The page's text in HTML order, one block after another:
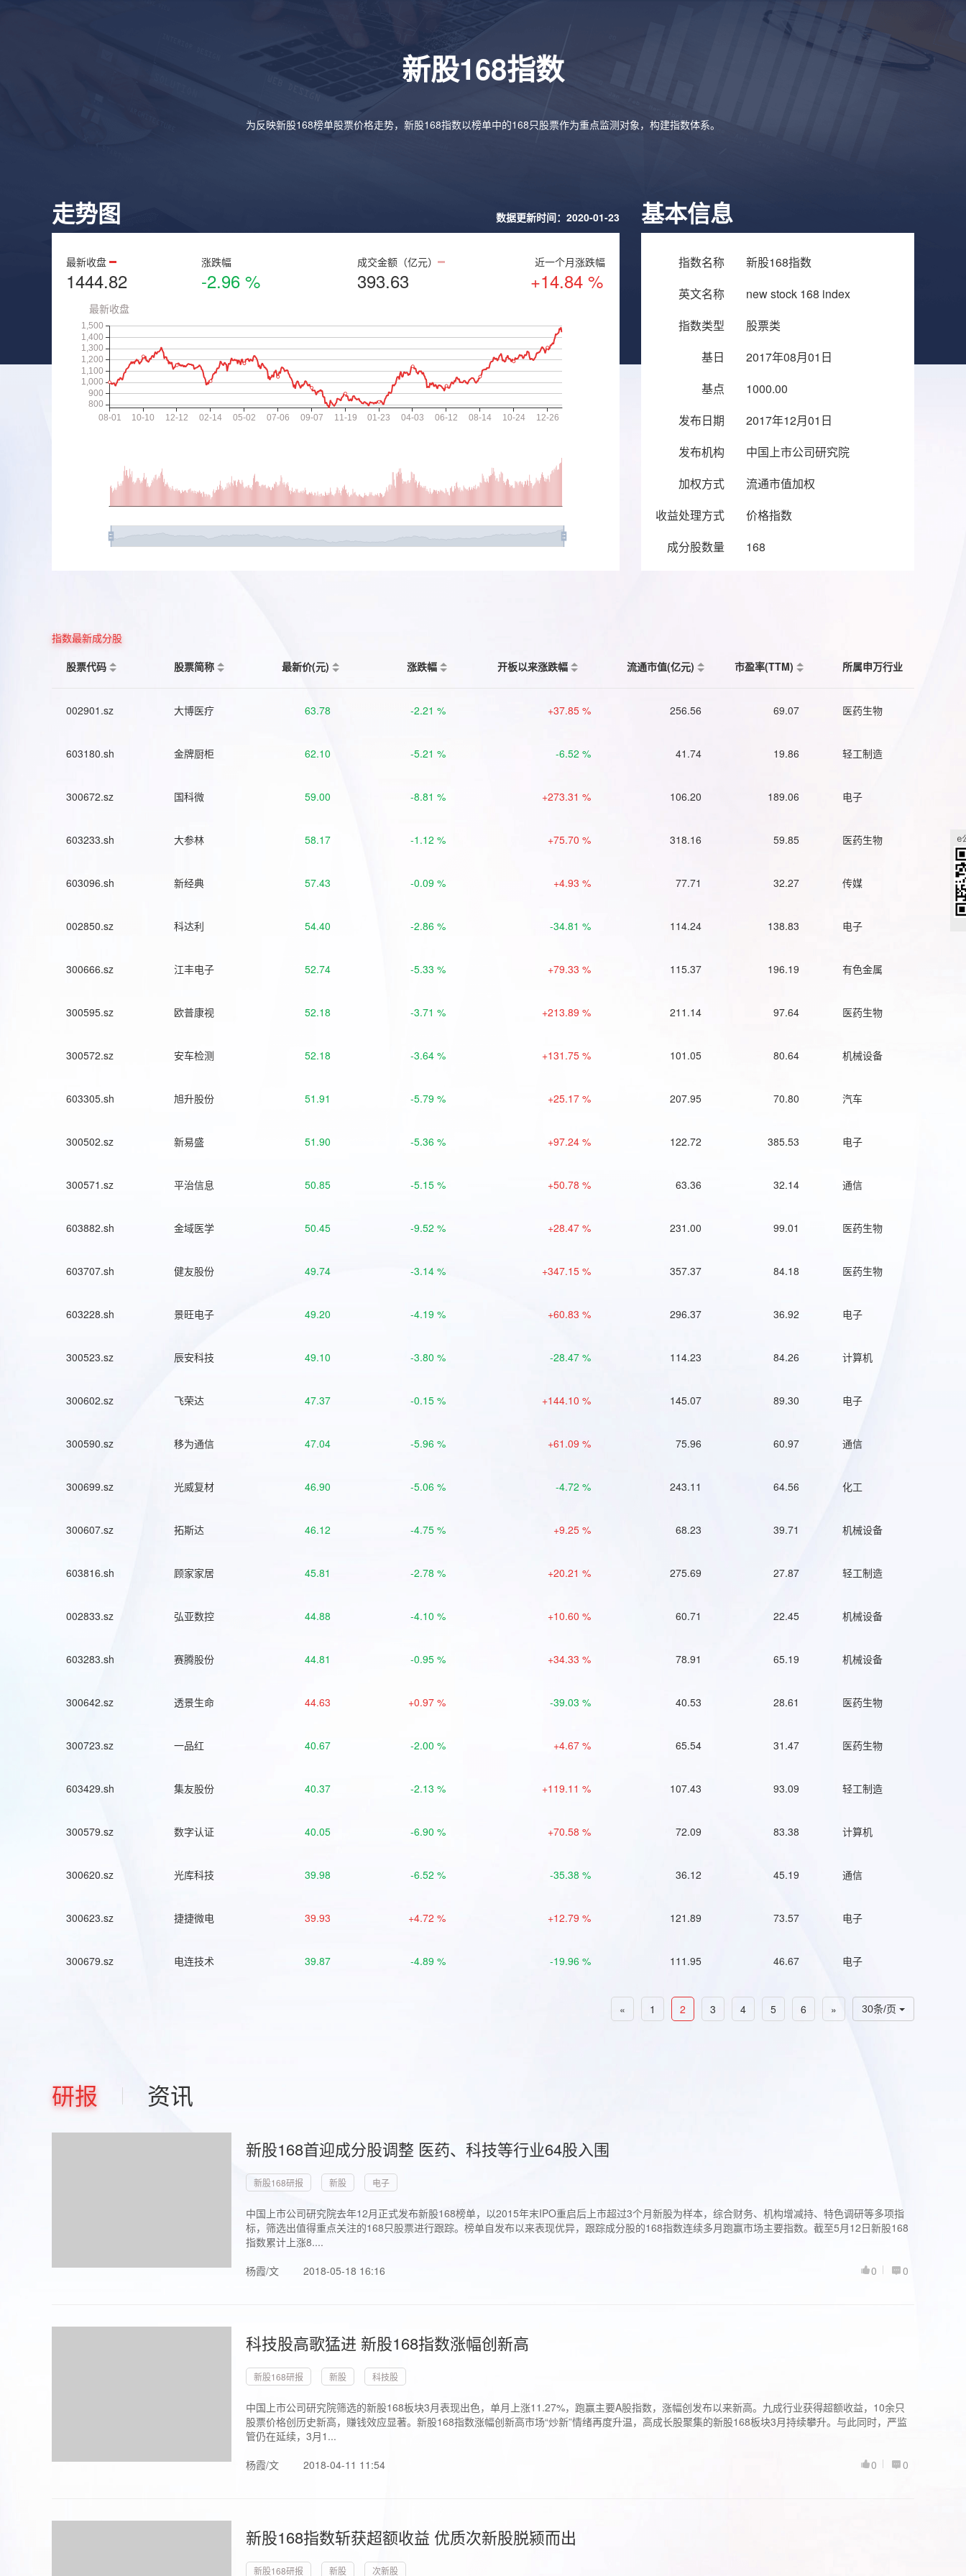
新股168指数
为反映新股168榜单股票价格走势，新股168指数以榜单中的168只股票作为重点监测对象，构建指数体系。
走势图 数据更新时间：2020-01-23
最新收盘
1444.82
涨跌幅
-2.96 %
成交金额（亿元）
393.63
近一个月涨跌幅
+14.84 %
基本信息
指数名称
新股168指数
英文名称
new stock 168 index
指数类型
股票类
基日
2017年08月01日
基点
1000.00
发布日期
2017年12月01日
发布机构
中国上市公司研究院
加权方式
流通市值加权
收益处理方式
价格指数
成分股数量
168
指数最新成分股
股票代码
股票简称 最新价(元) 涨跌幅 开板以来涨跌幅 流通市值(亿元) 市盈率(TTM) 所属申万行业
002901.sz 大博医疗 63.78 -2.21 % +37.85 % 256.56 69.07 医药生物
603180.sh 金牌厨柜 62.10 -5.21 % -6.52 % 41.74 19.86 轻工制造
300672.sz 国科微 59.00 -8.81 % +273.31 % 106.20 189.06 电子
603233.sh 大参林 58.17 -1.12 % +75.70 % 318.16 59.85 医药生物
603096.sh 新经典 57.43 -0.09 % +4.93 % 77.71 32.27 传媒
002850.sz 科达利 54.40 -2.86 % -34.81 % 114.24 138.83 电子
300666.sz 江丰电子 52.74 -5.33 % +79.33 % 115.37 196.19 有色金属
300595.sz 欧普康视 52.18 -3.71 % +213.89 % 211.14 97.64 医药生物
300572.sz 安车检测 52.18 -3.64 % +131.75 % 101.05 80.64 机械设备
603305.sh 旭升股份 51.91 -5.79 % +25.17 % 207.95 70.80 汽车
300502.sz 新易盛 51.90 -5.36 % +97.24 % 122.72 385.53 电子
300571.sz 平治信息 50.85 -5.15 % +50.78 % 63.36 32.14 通信
603882.sh 金域医学 50.45 -9.52 % +28.47 % 231.00 99.01 医药生物
603707.sh 健友股份 49.74 -3.14 % +347.15 % 357.37 84.18 医药生物
603228.sh 景旺电子 49.20 -4.19 % +60.83 % 296.37 36.92 电子
300523.sz 辰安科技 49.10 -3.80 % -28.47 % 114.23 84.26 计算机
300602.sz 飞荣达 47.37 -0.15 % +144.10 % 145.07 89.30 电子
300590.sz 移为通信 47.04 -5.96 % +61.09 % 75.96 60.97 通信
300699.sz 光威复材 46.90 -5.06 % -4.72 % 243.11 64.56 化工
300607.sz 拓斯达 46.12 -4.75 % +9.25 % 68.23 39.71 机械设备
603816.sh 顾家家居 45.81 -2.78 % +20.21 % 275.69 27.87 轻工制造
002833.sz 弘亚数控 44.88 -4.10 % +10.60 % 60.71 22.45 机械设备
603283.sh 赛腾股份 44.81 -0.95 % +34.33 % 78.91 65.19 机械设备
300642.sz 透景生命 44.63 +0.97 % -39.03 % 40.53 28.61 医药生物
300723.sz 一品红 40.67 -2.00 % +4.67 % 65.54 31.47 医药生物
603429.sh 集友股份 40.37 -2.13 % +119.11 % 107.43 93.09 轻工制造
300579.sz 数字认证 40.05 -6.90 % +70.58 % 72.09 83.38 计算机
300620.sz 光库科技 39.98 -6.52 % -35.38 % 36.12 45.19 通信
300623.sz 捷捷微电 39.93 +4.72 % +12.79 % 121.89 73.57 电子
300679.sz 电连技术 39.87 -4.89 % -19.96 % 111.95 46.67 电子
30条/页
« 1 2 3 4 5 6 »
研报 资讯
新股168首迎成分股调整 医药、科技等行业64股入围
新股168研报 新股 电子
中国上市公司研究院去年12月正式发布新股168榜单，以2015年末IPO重启后上市超过3个月新股为样本，综合财务、机构增减持、特色调研等多项指
标，筛选出值得重点关注的168只股票进行跟踪。榜单自发布以来表现优异，跟踪成分股的168指数连续多月跑赢市场主要指数。截至5月12日新股168
指数累计上涨8....
杨霞/文
2018-05-18 16:16 0
0
科技股高歌猛进 新股168指数涨幅创新高
新股168研报 新股 科技股
中国上市公司研究院筛选的新股168板块3月表现出色，单月上涨11.27%，跑赢主要A股指数，涨幅创发布以来新高。九成行业获得超额收益，10余只
股票价格创历史新高，赚钱效应显著。新股168指数涨幅创新高市场“炒新”情绪再度升温，高成长股聚集的新股168板块3月持续攀升。与此同时，严监
管仍在延续，3月1...
杨霞/文
2018-04-11 11:54 0
0
新股168指数斩获超额收益 优质次新股脱颍而出
新股168研报 新股 次新股